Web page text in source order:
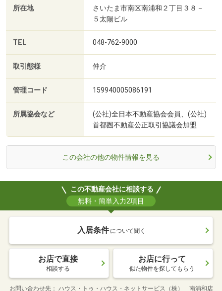
所在地
さいたま市南区南浦和２丁目３８－
５太陽ビル
TEL 048-762-9000
取引態様 仲介
管理コード 159940005086191
所属協会など
(公社)全日本不動産協会会員、(公社)
首都圏不動産公正取引協議会加盟
この会社の他の物件情報を見る
この不動産会社に相談する
無料・簡単入力2項目
入居条件 について聞く
お店で直接
相談する
お店に行って
似た物件を探してもらう
お問い合わせ先 ハウス・トゥ・ハウス・ネットサービス（株） 南浦和店